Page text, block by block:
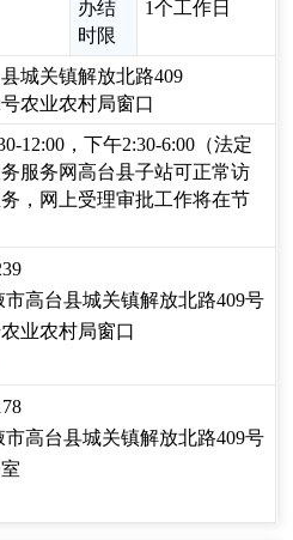
办结
时限
1个工作日
城关镇解放北路409
农业农村局窗口
12:00，下午2:30-6:00（法定
服务网高台县子站可正常访
，网上受理审批工作将在节
高台县城关镇解放北路409号
业农村局窗口
高台县城关镇解放北路409号